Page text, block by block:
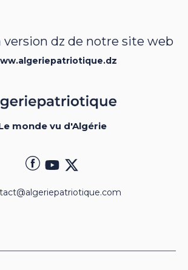
version dz de notre site web
monde vu d'Algérie